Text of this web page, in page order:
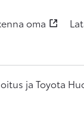
oma
ja Toyota